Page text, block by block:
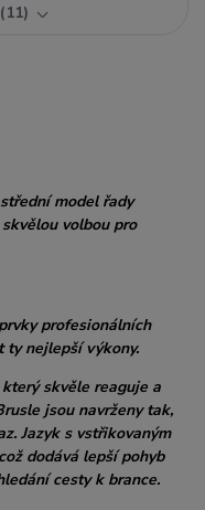
11
model řady
volbou pro
profesionálních
ty nejlepší výkony.
skvěle reaguje a
jsou navrženy tak,
Jazyk s vstřikovaným
dodává lepší pohyb
cesty k brance.